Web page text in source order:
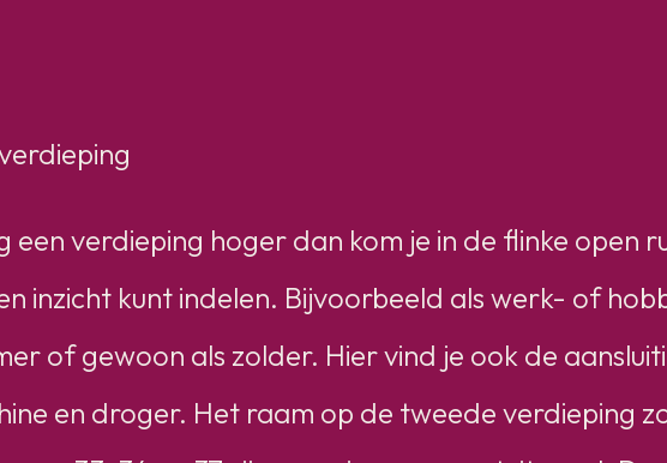
een verdieping hoger dan kom je in de flinke open
inzicht kunt indelen. Bijvoorbeeld als werk- of
of gewoon als zolder. Hier vind je ook de
en droger. Het raam op de tweede verdieping